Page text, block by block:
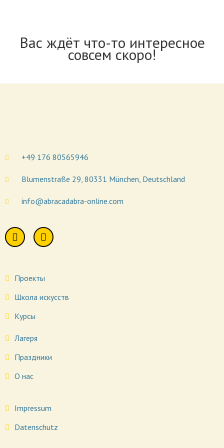
Вас ждёт что-то интересное
совсем скоро!
+49 176 80565946
Blumenstraße 29, 80331 München, Deutschland
info@abracadabra-online.com
Проекты
Школа искусств
Курсы
Лагеря
Праздники
О нас
Impressum
Datenschutz